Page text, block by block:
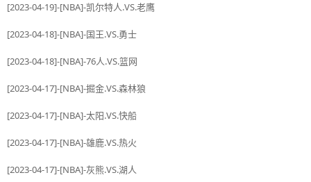
[2023-04-19]-[NBA]-凯尔特人.VS.老鹰
[2023-04-18]-[NBA]-国王.VS.勇士
[2023-04-18]-[NBA]-76人.VS.篮网
[2023-04-17]-[NBA]-掘金.VS.森林狼
[2023-04-17]-[NBA]-太阳.VS.快船
[2023-04-17]-[NBA]-雄鹿.VS.热火
[2023-04-17]-[NBA]-灰熊.VS.湖人